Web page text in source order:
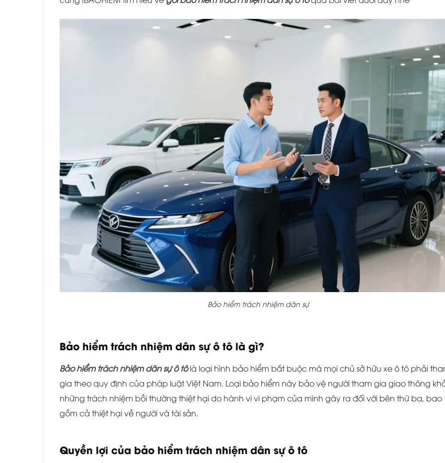
Bảo hiểm trách nhiệm dân sự
Bảo hiểm trách nhiệm dân sự ô tô là gì?
Bảo hiểm trách nhiệm dân sự ô tôlà loại hình bảo hiểm bắt buộc mà mọi chủ sở hữu xe ô tô phải
gia theo quy định của pháp luật Việt Nam. Loại bảo hiểm này bảo vệ người tham gia giao thông
những trách nhiệm bồi thường thiệt hại do hành vi vi phạm của mình gây ra đối với bên thứ ba, bao
gồm cả thiệt hại về người và tài sản.
Quyền lợi của bảo hiểm trách nhiệm dân sự ô tô